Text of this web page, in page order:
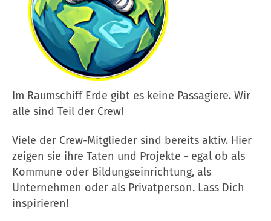
Im Raumschiff Erde gibt es keine Passagiere. Wir
alle sind Teil der Crew!
Viele der Crew-Mitglieder sind bereits aktiv. Hier
zeigen sie ihre Taten und Projekte - egal ob als
Kommune oder Bildungseinrichtung, als
Unternehmen oder als Privatperson. Lass Dich
inspirieren!